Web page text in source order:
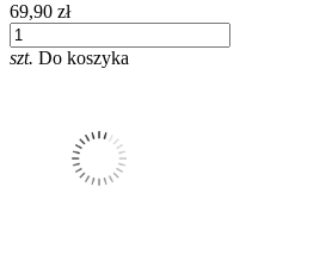
69,90 zł
szt. Do koszyka